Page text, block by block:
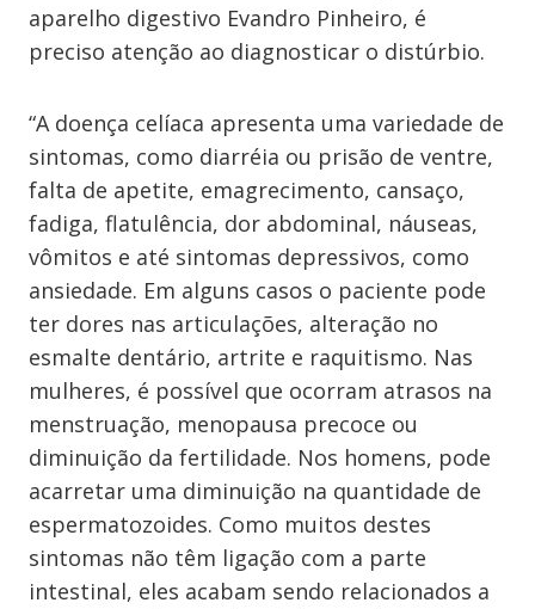
aparelho digestivo Evandro Pinheiro, é
preciso atenção ao diagnosticar o distúrbio.
“A doença celíaca apresenta uma variedade de
sintomas, como diarréia ou prisão de ventre,
falta de apetite, emagrecimento, cansaço,
fadiga, flatulência, dor abdominal, náuseas,
vômitos e até sintomas depressivos, como
ansiedade. Em alguns casos o paciente pode
ter dores nas articulações, alteração no
esmalte dentário, artrite e raquitismo. Nas
mulheres, é possível que ocorram atrasos na
menstruação, menopausa precoce ou
diminuição da fertilidade. Nos homens, pode
acarretar uma diminuição na quantidade de
espermatozoides. Como muitos destes
sintomas não têm ligação com a parte
intestinal, eles acabam sendo relacionados a